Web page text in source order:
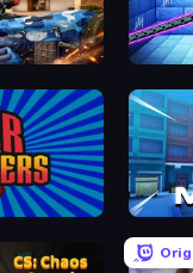
Mini
Muscle